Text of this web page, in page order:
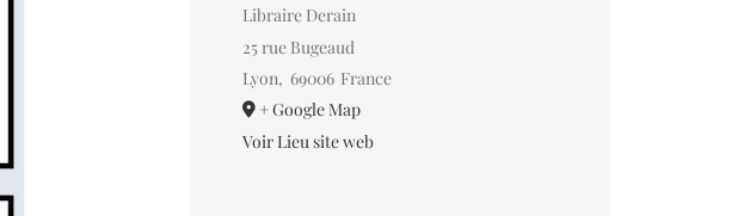
Libraire Derain
25 rue Bugeaud
Lyon, 69006 France
+ Google Map
Voir Lieu site web